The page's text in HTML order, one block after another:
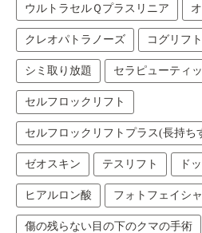
ウルトラセルＱプラスリニア
クレオパトラノーズ コグリフト
シミ取り放題 セラピューティ
セルフロックリフト
セルフロックリフトプラス(長持ち
ゼオスキン テスリフト ド
ヒアルロン酸 フォトフェイシ
傷の残らない目の下のクマの手術